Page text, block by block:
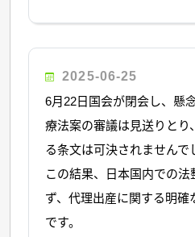
2025-06-25
6月22日国会が閉会し、懸
療法案の審議は見送りとり
る条文は可決されませんで
この結果、日本国内での法
ず、代理出産に関する明確
です。